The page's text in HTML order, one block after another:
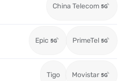
China Telecom
Epic PrimeTel
Tigo Movistar